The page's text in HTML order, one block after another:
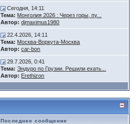
Сегодня, 14:11
Тема: Монголия 2026 : Через горы, пу...
Автор: djmaximus1980
22.4.2026, 14:11
Тема: Москва-Воркута-Москва
Автор: car-bon
29.7.2026, 0:41
Тема: Эндуро по Грузии. Решили ехать...
Автор: Erethizon
Последнее сообщение